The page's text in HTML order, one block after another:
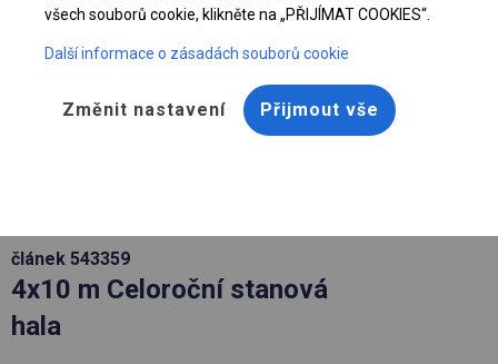
článek 543359
4x10 m Celoroční stanová
hala
všech souborů cookie, klikněte na „PŘIJÍMAT COOKIES“.
Další informace o zásadách souborů cookie
Změnit nastavení Přijmout vše